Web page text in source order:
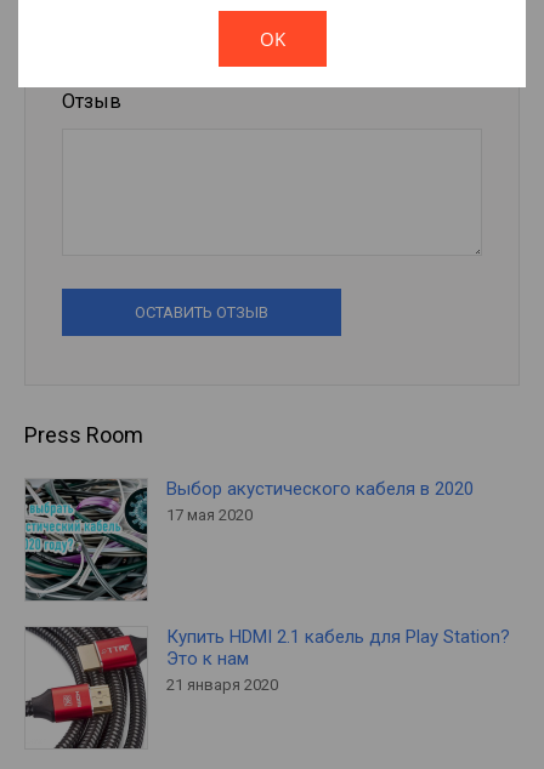
Отзыв
ОСТАВИТЬ ОТЗЫВ
Press Room
Выбор акустического кабеля в 2020
17 мая 2020
Купить HDMI 2.1 кабель для Play Station?
Это к нам
21 января 2020
! Not valid!
OK